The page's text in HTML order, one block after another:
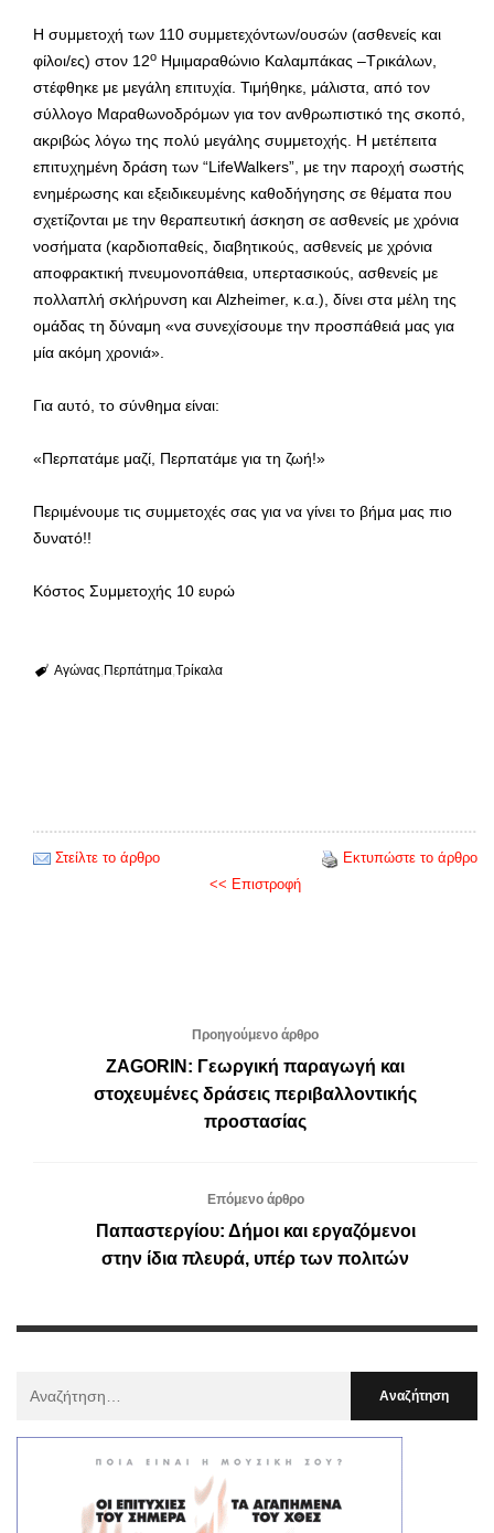
Η συμμετοχή των 110 συμμετεχόντων/ουσών (ασθενείς και
φίλοι/ες) στον 12ο Ημιμαραθώνιο Καλαμπάκας –Τρικάλων,
στέφθηκε με μεγάλη επιτυχία. Τιμήθηκε, μάλιστα, από τον
σύλλογο Μαραθωνοδρόμων για τον ανθρωπιστικό της σκοπό,
ακριβώς λόγω της πολύ μεγάλης συμμετοχής. Η μετέπειτα
επιτυχημένη δράση των “LifeWalkers”, με την παροχή σωστής
ενημέρωσης και εξειδικευμένης καθοδήγησης σε θέματα που
σχετίζονται με την θεραπευτική άσκηση σε ασθενείς με χρόνια
νοσήματα (καρδιοπαθείς, διαβητικούς, ασθενείς με χρόνια
αποφρακτική πνευμονοπάθεια, υπερτασικούς, ασθενείς με
πολλαπλή σκλήρυνση και Alzheimer, κ.α.), δίνει στα μέλη της
ομάδας τη δύναμη «να συνεχίσουμε την προσπάθειά μας για
μία ακόμη χρονιά».
Για αυτό, το σύνθημα είναι:
«Περπατάμε μαζί, Περπατάμε για τη ζωή!»
Περιμένουμε τις συμμετοχές σας για να γίνει το βήμα μας πιο
δυνατό!!
Κόστος Συμμετοχής 10 ευρώ
Αγώνας Περπάτημα Τρίκαλα
Στείλτε το άρθρο
Εκτυπώστε το άρθρο
<< Επιστροφή
Προηγούμενο άρθρο
ΖΑGΟRΙΝ: Γεωργική παραγωγή και
στοχευμένες δράσεις περιβαλλοντικής
προστασίας
Επόμενο άρθρο
Παπαστεργίου: Δήμοι και εργαζόμενοι
στην ίδια πλευρά, υπέρ των πολιτών
: